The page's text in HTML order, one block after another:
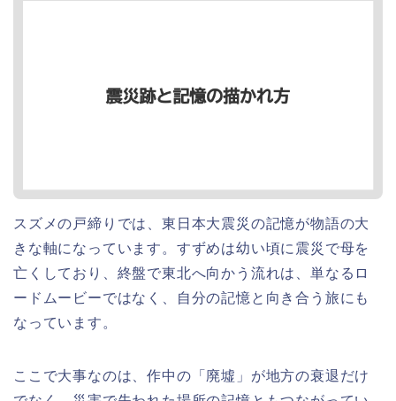
スズメの戸締りでは、東日本大震災の記憶が物語の大
きな軸になっています。すずめは幼い頃に震災で母を
亡くしており、終盤で東北へ向かう流れは、単なるロ
ードムービーではなく、自分の記憶と向き合う旅にも
なっています。
ここで大事なのは、作中の「廃墟」が地方の衰退だけ